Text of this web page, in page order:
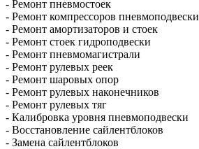
- Ремонт пневмостоек
- Ремонт компрессоров пневмоподвески
- Ремонт амортизаторов и стоек
- Ремонт стоек гидроподвески
- Ремонт пневмомагистрали
- Ремонт рулевых реек
- Ремонт шаровых опор
- Ремонт рулевых наконечников
- Ремонт рулевых тяг
- Калибровка уровня пневмоподвески
- Восстановление сайлентблоков
- Замена сайлентблоков